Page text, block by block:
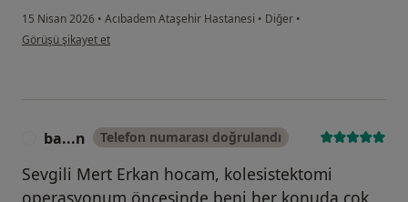
15 Nisan 2026 • Acıbadem Ataşehir Hastanesi • Diğer •
kullanıcının görüşüne göre tü...y
Görüşü şikayet et
ba...n Telefon numarası doğrulandı
Sevgili Mert Erkan hocam, kolesistektomi
operasyonum öncesinde beni her konuda çok